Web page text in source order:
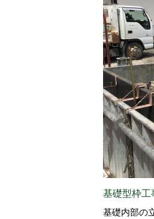
基礎型枠工
基礎内部の